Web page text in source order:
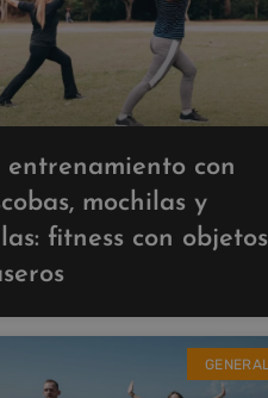
entrenamiento con
mochilas y
fitness con objetos
GENERAL